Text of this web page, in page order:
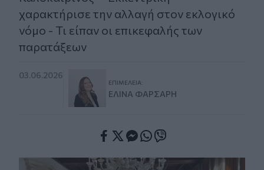
χαρακτήρισε την αλλαγή στον εκλογικό
νόμο - Τι είπαν οι επικεφαλής των
παρατάξεων
03.06.2026
ΕΠΙΜΈΛΕΙΑ:
ΕΛΊΝΑ ΦΑΡΣΆΡΗ